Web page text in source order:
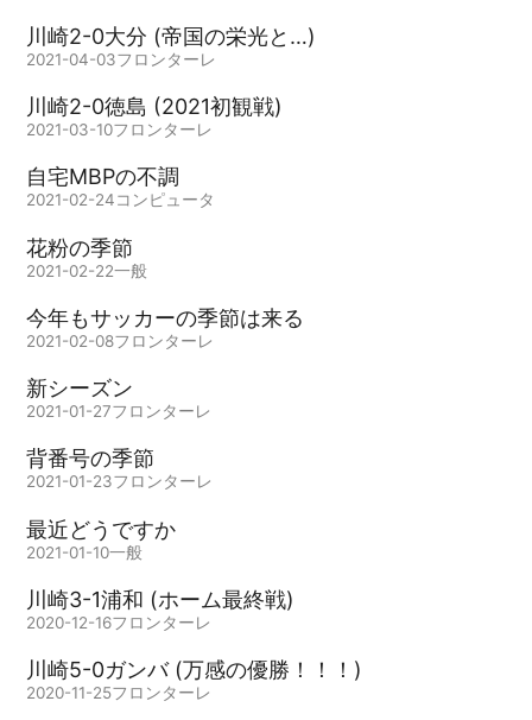
川崎2-0大分 (帝国の栄光と…)
2021-04-03フロンターレ
川崎2-0徳島 (2021初観戦)
2021-03-10フロンターレ
自宅MBPの不調
2021-02-24コンピュータ
花粉の季節
2021-02-22一般
今年もサッカーの季節は来る
2021-02-08フロンターレ
新シーズン
2021-01-27フロンターレ
背番号の季節
2021-01-23フロンターレ
最近どうですか
2021-01-10一般
川崎3-1浦和 (ホーム最終戦)
2020-12-16フロンターレ
川崎5-0ガンバ (万感の優勝！！！)
2020-11-25フロンターレ